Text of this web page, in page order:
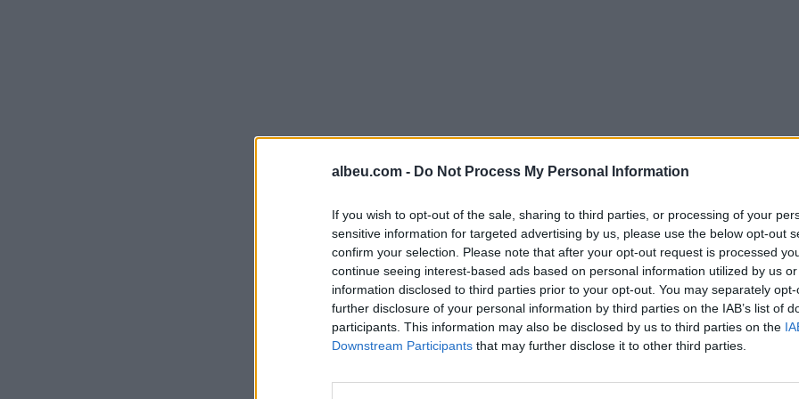
albeu.com - Do Not Process My Personal Information
If you wish to opt-out of the sale, sharing to third parties, or processing of your
sensitive information for targeted advertising by us, please use the below opt-out
confirm your selection. Please note that after your opt-out request is processed
continue seeing interest-based ads based on personal information utilized by us
information disclosed to third parties prior to your opt-out. You may separately
further disclosure of your personal information by third parties on the IAB’s list of
participants. This information may also be disclosed by us to third parties on the
Downstream Participants that may further disclose it to other third parties.